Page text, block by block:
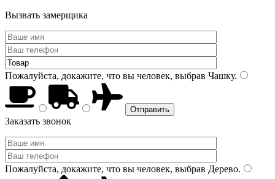
Вызвать замерщика
Пожалуйста, докажите, что вы человек, выбрав Чашку.
Заказать звонок
Пожалуйста, докажите, что вы человек, выбрав Дерево.